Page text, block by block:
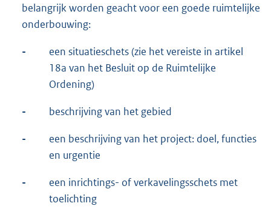
belangrijk worden geacht voor een goede ruimtelijke
onderbouwing:
-
een situatieschets (zie het vereiste in artikel
18a van het Besluit op de Ruimtelijke
Ordening)
- beschrijving van het gebied
-
een beschrijving van het project: doel, functies
en urgentie
-
een inrichtings- of verkavelingsschets met
toelichting